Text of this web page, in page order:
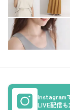
Instagram
LIVE配信